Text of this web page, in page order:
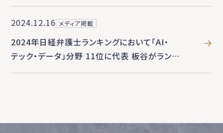
2024.12.16 メディア掲載
2024年日経弁護士ランキングにおいて「AI・
テック・データ」分野 11位に代表 板谷がランク
インしました